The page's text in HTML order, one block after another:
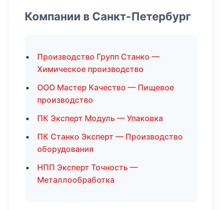
Компании в Санкт-Петербург
Производство Групп Станко —
Химическое производство
ООО Мастер Качество — Пищевое
производство
ПК Эксперт Модуль — Упаковка
ПК Станко Эксперт — Производство
оборудования
НПП Эксперт Точность —
Металлообработка